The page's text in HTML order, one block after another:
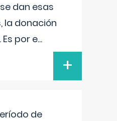
dan esas
la donación
por e...
+
de